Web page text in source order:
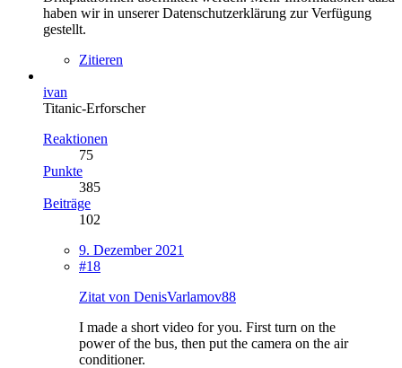
haben wir in unserer Datenschutzerklärung zur Verfügung
gestellt.
Zitieren
ivan
Titanic-Erforscher
Reaktionen
75
Punkte
385
Beiträge
102
9. Dezember 2021
#18
Zitat von DenisVarlamov88
I made a short video for you. First turn on the
power of the bus, then put the camera on the air
conditioner.